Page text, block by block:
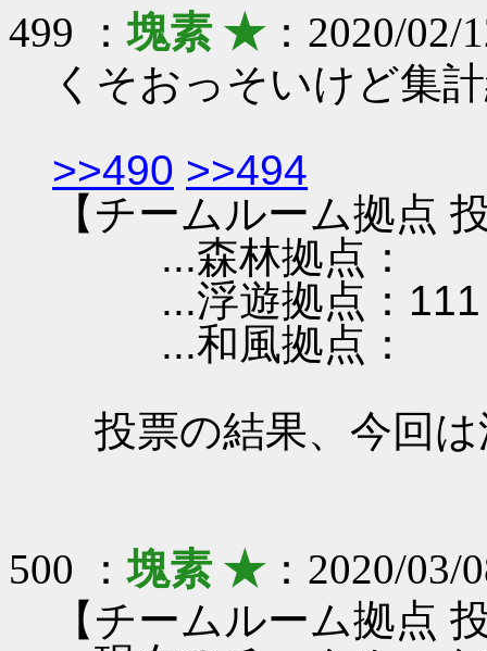
499 ：塊素 ★：2020/02/
くそおっそいけど集
>>490 >>494
【チームルーム拠点
...森林拠点：
...浮遊拠点：111
...和風拠点：
投票の結果、今回
500 ：塊素 ★：2020/03/
【チームルーム拠点